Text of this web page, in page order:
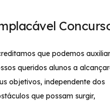
que podemos auxiliar
queridos alunos a
objetivos, independente dos
que possam surgir,